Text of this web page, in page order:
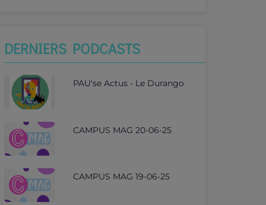
DERNIERS PODCASTS
PAU'se Actus - Le Durango
CAMPUS MAG 20-06-25
CAMPUS MAG 19-06-25